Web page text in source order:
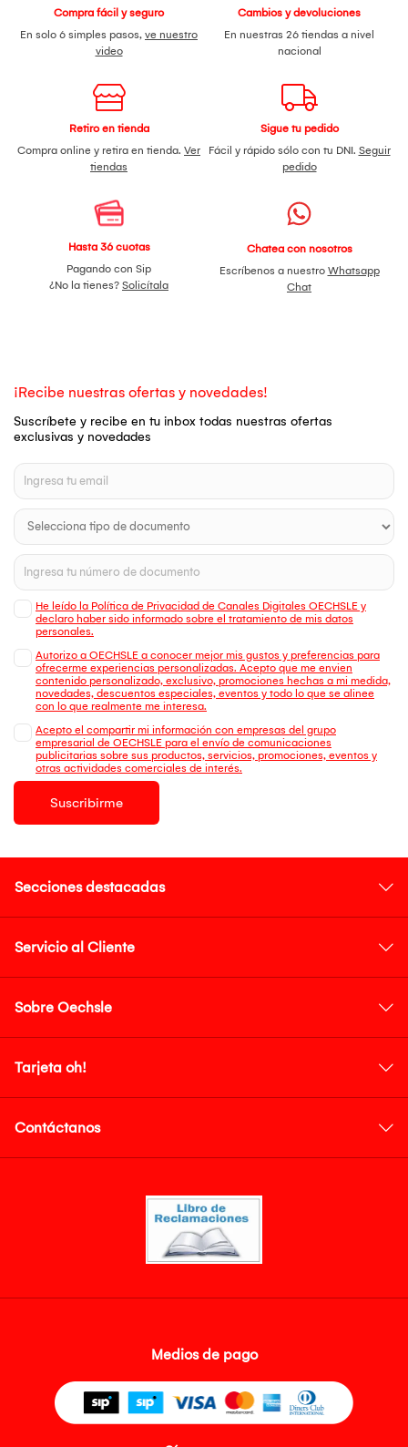
Compra fácil y seguro
En solo 6 simples pasos, ve nuestro
video
Cambios y devoluciones
En nuestras 26 tiendas a nivel
nacional
Retiro en tienda
Compra online y retira en tienda. Ver
tiendas
Sigue tu pedido
Fácil y rápido sólo con tu DNI. Seguir
pedido
Hasta 36 cuotas
Pagando con Sip
¿No la tienes? Solicítala
Chatea con nosotros
Escríbenos a nuestro Whatsapp
Chat
¡Recibe nuestras ofertas y novedades!
Suscríbete y recibe en tu inbox todas nuestras ofertas
exclusivas y novedades
He leído la Política de Privacidad de Canales Digitales OECHSLE y
declaro haber sido informado sobre el tratamiento de mis datos
personales.
Autorizo a OECHSLE a conocer mejor mis gustos y preferencias para
ofrecerme experiencias personalizadas. Acepto que me envien
contenido personalizado, exclusivo, promociones hechas a mi medida,
novedades, descuentos especiales, eventos y todo lo que se alinee
con lo que realmente me interesa.
Acepto el compartir mi información con empresas del grupo
empresarial de OECHSLE para el envío de comunicaciones
publicitarias sobre sus productos, servicios, promociones, eventos y
otras actividades comerciales de interés.
Suscribirme
Secciones destacadas
Servicio al Cliente
Sobre Oechsle
Tarjeta oh!
Contáctanos
Medios de pago